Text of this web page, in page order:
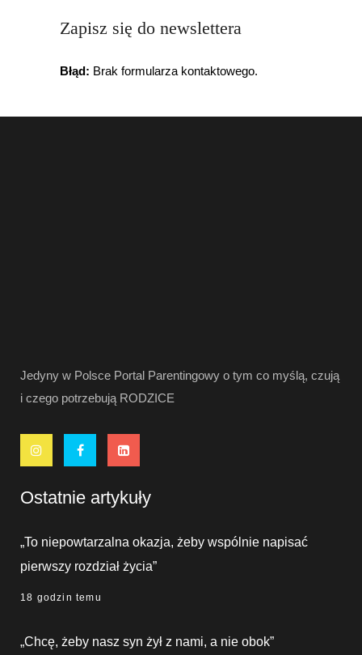
Zapisz się do newslettera
Błąd: Brak formularza kontaktowego.
Jedyny w Polsce Portal Parentingowy o tym co myślą, czują
i czego potrzebują RODZICE
Ostatnie artykuły
„To niepowtarzalna okazja, żeby wspólnie napisać
pierwszy rozdział życia”
18 godzin temu
„Chcę, żeby nasz syn żył z nami, a nie obok”